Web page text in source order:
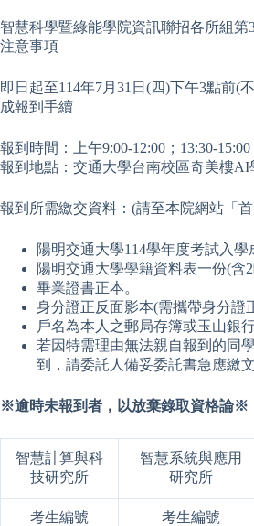
智慧科學暨綠能學院資訊聯招各所組第
注意事項
即日起至114年7月31日(四)下午3點前(
成報到手續
報到時間：上午9:00-12:00；13:30-15:00
報到地點：交通大學台南校區奇美樓AI
報到所需繳交資料：(請至本院網站「首
陽明交通大學114學年度考試入學
陽明交通大學學籍資料表一份(含2
畢業證書正本。
身分證正反面影本(需攜帶身分證
戶名為本人之郵局存簿或玉山銀
若因特需理由無法親自報到的同
到，請委託人備妥委託書急應繳
※逾時未報到者，以放棄錄取資格論※
智慧計算與科
技研究所
智慧系統與應用
研究所
考生編號 考生編號